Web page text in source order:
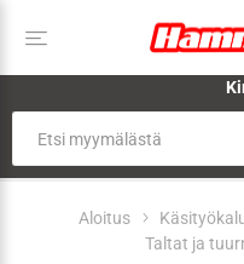
Aloitus
Taltat ja